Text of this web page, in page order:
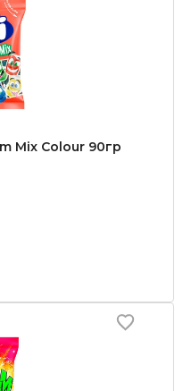
Mix Colour 90гр